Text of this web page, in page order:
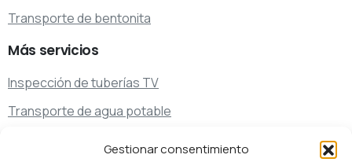
Gestionar consentimiento
Transporte de bentonita
Más servicios
Inspección de tuberías TV
Transporte de agua potable